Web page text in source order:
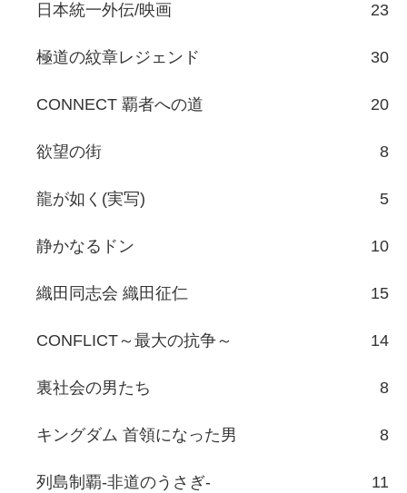
日本統一外伝/映画 23
極道の紋章レジェンド 30
CONNECT 覇者への道 20
欲望の街 8
龍が如く(実写) 5
静かなるドン 10
織田同志会 織田征仁 15
CONFLICT～最大の抗争～ 14
裏社会の男たち 8
キングダム 首領になった男 8
列島制覇-非道のうさぎ- 11